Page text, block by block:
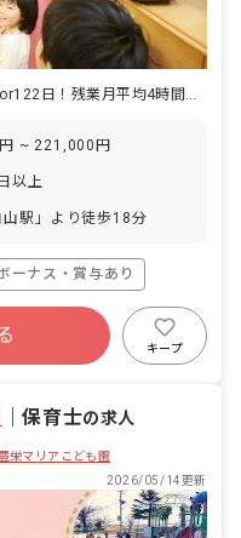
~ 221,000円
以上
駅」より徒歩18分
ーナス・賞与あり
社会保険完備
キープ
｜保育士の求人
栄マリアこども園
2026/05/14更新